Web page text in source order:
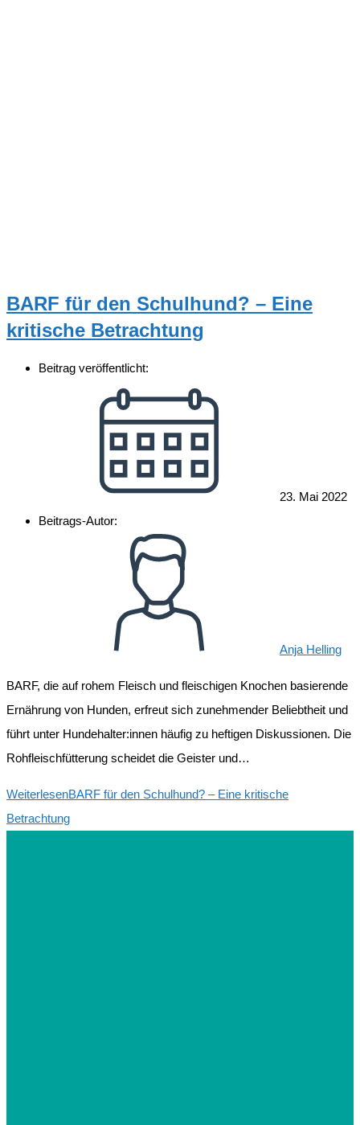
BARF für den Schulhund? – Eine
kritische Betrachtung
Beitrag veröffentlicht:
23. Mai 2022
Beitrags-Autor:
Anja Helling
BARF, die auf rohem Fleisch und fleischigen Knochen basierende
Ernährung von Hunden, erfreut sich zunehmender Beliebtheit und
führt unter Hundehalter:innen häufig zu heftigen Diskussionen. Die
Rohfleischfütterung scheidet die Geister und…
WeiterlesenBARF für den Schulhund? – Eine kritische
Betrachtung